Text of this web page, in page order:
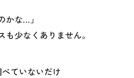
かな…」
少なくありません。
ていないだけ